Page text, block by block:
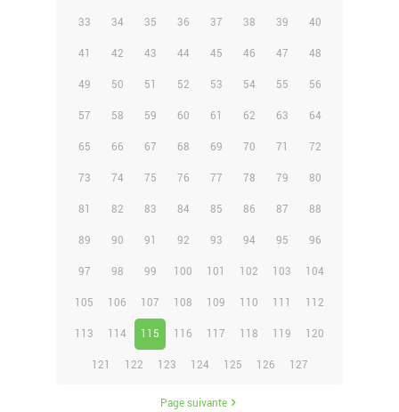
33 34 35 36 37 38 39 40
41 42 43 44 45 46 47 48
49 50 51 52 53 54 55 56
57 58 59 60 61 62 63 64
65 66 67 68 69 70 71 72
73 74 75 76 77 78 79 80
81 82 83 84 85 86 87 88
89 90 91 92 93 94 95 96
97 98 99 100 101 102 103 104
105 106 107 108 109 110 111 112
113 114 115 116 117 118 119 120
121 122 123 124 125 126 127
Page suivante